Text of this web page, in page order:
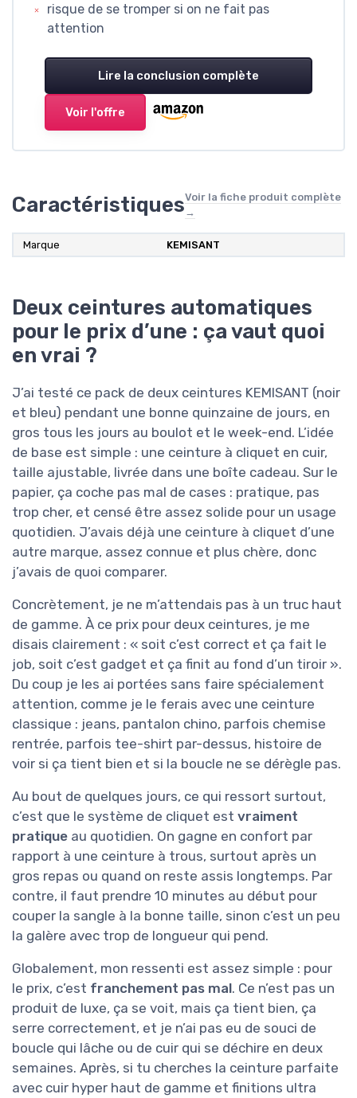
risque de se tromper si on ne fait pas
attention
Lire la conclusion complète
Voir l'offre
CaractéristiquesVoir la fiche produit complète
→
Marque KEMISANT
Deux ceintures automatiques
pour le prix d’une : ça vaut quoi
en vrai ?
J’ai testé ce pack de deux ceintures KEMISANT (noir
et bleu) pendant une bonne quinzaine de jours, en
gros tous les jours au boulot et le week-end. L’idée
de base est simple : une ceinture à cliquet en cuir,
taille ajustable, livrée dans une boîte cadeau. Sur le
papier, ça coche pas mal de cases : pratique, pas
trop cher, et censé être assez solide pour un usage
quotidien. J’avais déjà une ceinture à cliquet d’une
autre marque, assez connue et plus chère, donc
j’avais de quoi comparer.
Concrètement, je ne m’attendais pas à un truc haut
de gamme. À ce prix pour deux ceintures, je me
disais clairement : « soit c’est correct et ça fait le
job, soit c’est gadget et ça finit au fond d’un tiroir ».
Du coup je les ai portées sans faire spécialement
attention, comme je le ferais avec une ceinture
classique : jeans, pantalon chino, parfois chemise
rentrée, parfois tee-shirt par-dessus, histoire de
voir si ça tient bien et si la boucle ne se dérègle pas.
Au bout de quelques jours, ce qui ressort surtout,
c’est que le système de cliquet est vraiment
pratique au quotidien. On gagne en confort par
rapport à une ceinture à trous, surtout après un
gros repas ou quand on reste assis longtemps. Par
contre, il faut prendre 10 minutes au début pour
couper la sangle à la bonne taille, sinon c’est un peu
la galère avec trop de longueur qui pend.
Globalement, mon ressenti est assez simple : pour
le prix, c’est franchement pas mal. Ce n’est pas un
produit de luxe, ça se voit, mais ça tient bien, ça
serre correctement, et je n’ai pas eu de souci de
boucle qui lâche ou de cuir qui se déchire en deux
semaines. Après, si tu cherches la ceinture parfaite
avec cuir hyper haut de gamme et finitions ultra